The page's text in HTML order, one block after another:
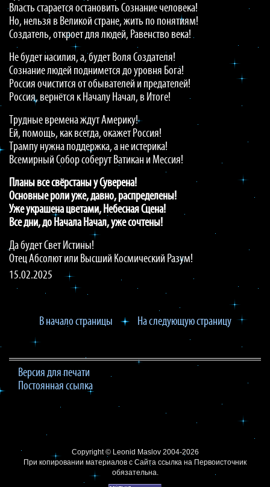
Власть старается остановить Сознание человека!
Но, нельзя в Великой стране, жить по понятиям!
Создатель, откроет для людей, Равенство века!
Не будет насилия, а, будет Воля Создателя!
Сознание людей поднимется до уровня Бога!
Россия очистится от обывателей и предателей!
Россия, вернётся к Началу Начал, в Итоге!
Трудные времена ждут Америку!
Ей, помощь, как всегда, окажет Россия!
Трампу нужна поддержка, а не истерика!
Всемирный Собор соберут Ватикан и Мессия!
Планы все свёрстаны у Суверена!
Основные роли уже, давно, распределены!
Уже украшена цветами, Небесная Сцена!
Все дни, до Начала Начал, уже сочтены!
Да будет Свет Истины!
Отец Абсолют или Высший Космический Разум!
15.02.2025
В начало страницы На следующую страницу
Версия для печати
Постоянная ссылка
Copyright © Leonid Maslov2004-2026
При копировании материалов с Сайта ссылка на Первоисточник
обязательна.